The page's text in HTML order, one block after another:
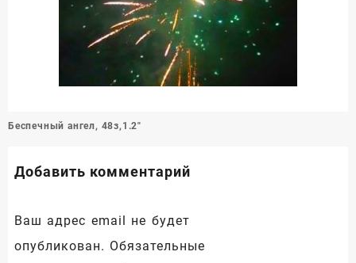
Навигация
Беспечный ангел, 48з,1.2″
Добавить комментарий
Ваш адрес email не будет
опубликован. Обязательные